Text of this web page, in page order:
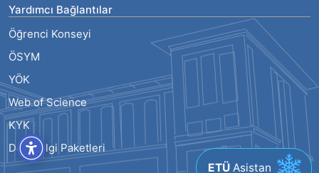
ETÜ Asistan
Yardımcı Bağlantılar
Öğrenci Konseyi
ÖSYM
YÖK
Web of Science
KYK
Ders Bilgi Paketleri